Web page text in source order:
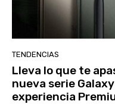
TENDENCIAS
Lleva lo que te
nueva serie
experiencia